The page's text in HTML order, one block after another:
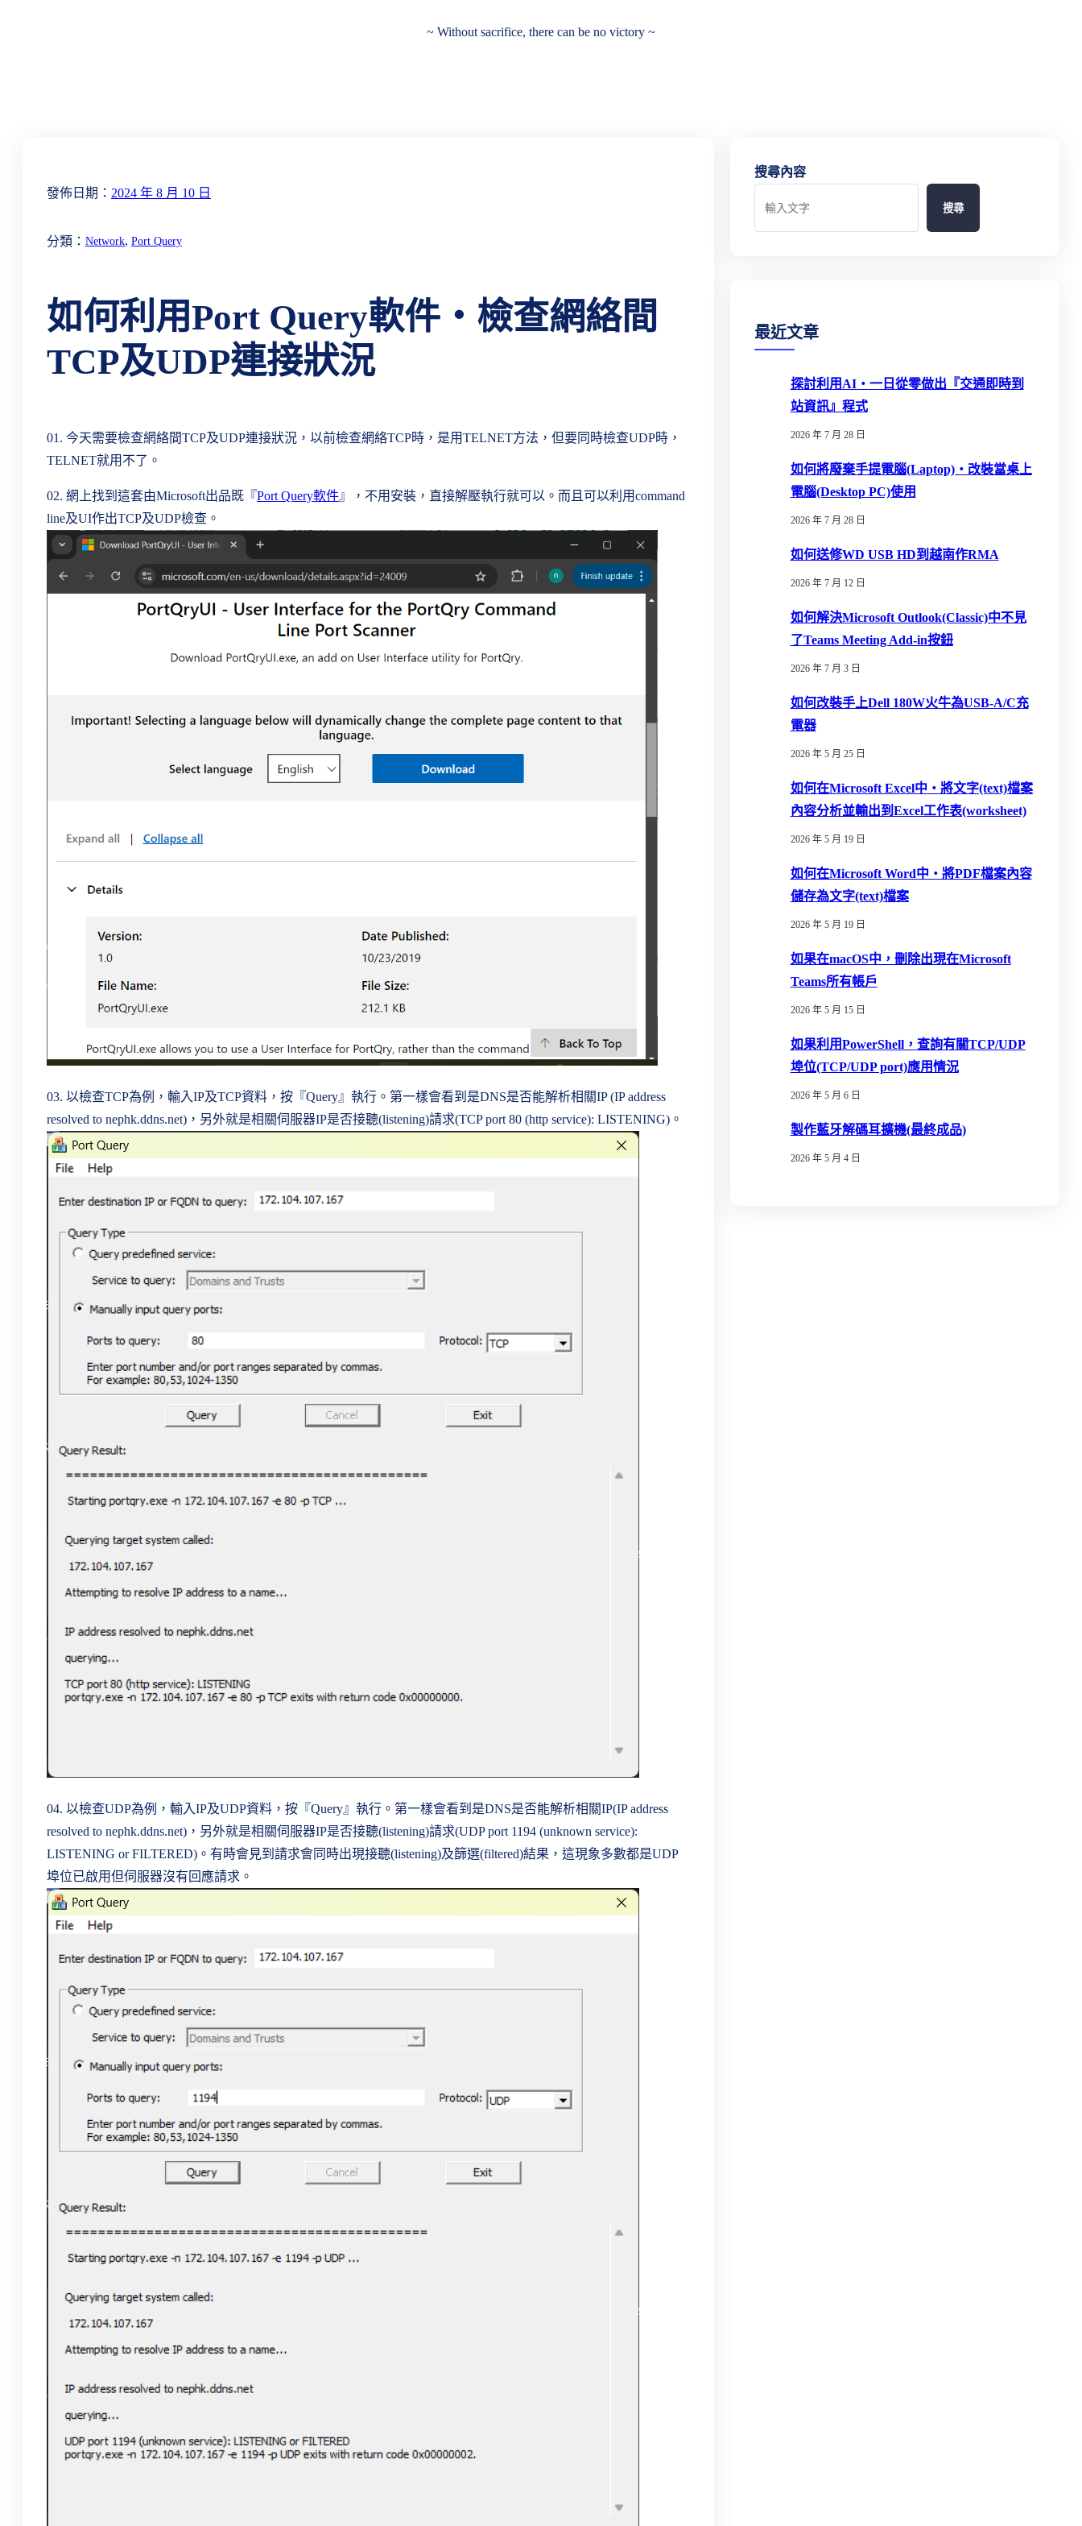
~ Without sacrifice, there can be no victory ~
發佈日期： 2024 年 8 月 10 日
分類： Network, Port Query
如何利用Port Query軟件‧檢查網絡間
TCP及UDP連接狀況
01. 今天需要檢查網絡間TCP及UDP連接狀況，以前檢查網絡TCP時，是用TELNET方法，但要同時檢查UDP時，
TELNET就用不了。
02. 網上找到這套由Microsoft出品既『Port Query軟件』，不用安裝，直接解壓執行就可以。而且可以利用command
line及UI作出TCP及UDP檢查。
03. 以檢查TCP為例，輸入IP及TCP資料，按『Query』執行。第一樣會看到是DNS是否能解析相關IP (IP address
resolved to nephk.ddns.net)，另外就是相關伺服器IP是否接聽(listening)請求(TCP port 80 (http service): LISTENING)。
04. 以檢查UDP為例，輸入IP及UDP資料，按『Query』執行。第一樣會看到是DNS是否能解析相關IP(IP address
resolved to nephk.ddns.net)，另外就是相關伺服器IP是否接聽(listening)請求(UDP port 1194 (unknown service):
LISTENING or FILTERED)。有時會見到請求會同時出現接聽(listening)及篩選(filtered)結果，這現象多數都是UDP
埠位已啟用但伺服器沒有回應請求。
搜尋內容
搜尋
最近文章
探討利用AI‧一日從零做出『交通即時到
站資訊』程式
2026 年 7 月 28 日
如何將廢棄手提電腦(Laptop)‧改裝當桌上
電腦(Desktop PC)使用
2026 年 7 月 28 日
如何送修WD USB HD到越南作RMA
2026 年 7 月 12 日
如何解決Microsoft Outlook(Classic)中不見
了Teams Meeting Add-in按鈕
2026 年 7 月 3 日
如何改裝手上Dell 180W火牛為USB-A/C充
電器
2026 年 5 月 25 日
如何在Microsoft Excel中‧將文字(text)檔案
內容分析並輸出到Excel工作表(worksheet)
2026 年 5 月 19 日
如何在Microsoft Word中‧將PDF檔案內容
儲存為文字(text)檔案
2026 年 5 月 19 日
如果在macOS中，刪除出現在Microsoft
Teams所有帳戶
2026 年 5 月 15 日
如果利用PowerShell，查詢有關TCP/UDP
埠位(TCP/UDP port)應用情況
2026 年 5 月 6 日
製作藍牙解碼耳擴機(最終成品)
2026 年 5 月 4 日